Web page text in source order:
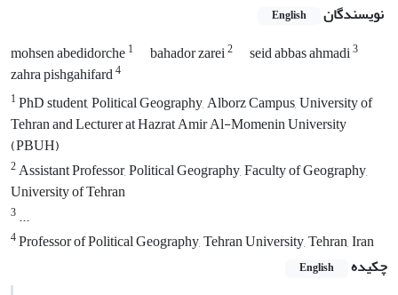
نویسندگان English
mohsen abedidorche1 bahador zarei2 seid abbas ahmadi3
zahra pishgahifard4
1PhD student, Political Geography, Alborz Campus, University of
Tehran and Lecturer at Hazrat Amir Al-Momenin University
(PBUH)
2Assistant Professor, Political Geography, Faculty of Geography,
University of Tehran
3...
4Professor of Political Geography, Tehran University, Tehran, Iran
چکیده
English